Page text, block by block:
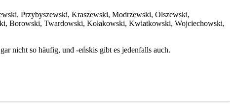
Przybyszewski, Kraszewski, Modrzewski, Olszewski,
Borowski, Twardowski, Kołakowski, Kwiatkowski, Wojciechowski,
nicht so häufig, und -eńskis gibt es jedenfalls auch.